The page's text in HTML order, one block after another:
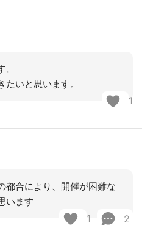
いと思います。
1
都合により、開催が困難な
います
1 2